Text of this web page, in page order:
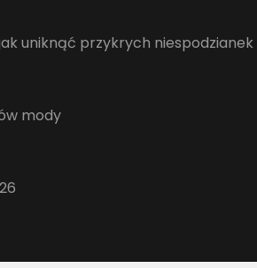
uniknąć przykrych niespodzianek
mody